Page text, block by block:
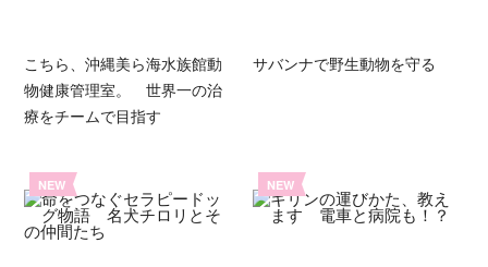
こちら、沖縄美ら海水族館動
物健康管理室。 世界一の治
療をチームで目指す
サバンナで野生動物を守る
NEW NEW